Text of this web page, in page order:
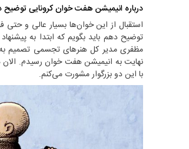
درباره انیمیشن هفت خوان کرونایی
استقبال از این خوان‌ها بسیار عالی و حتی
توضیح دهم باید بگویم که ابتدا به
مظفری مدیر کل هنر‌های تجسمی تصمیم به
نهایت به انیمیشن هفت خوان رسیدم.
با این دو بزرگوار مشورت می‌کنم.